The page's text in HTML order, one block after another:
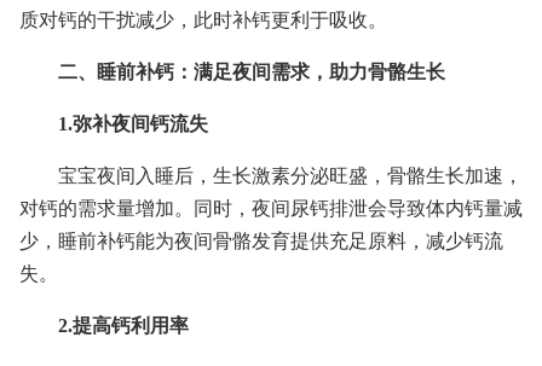
质对钙的干扰减少，此时补钙更利于吸收。
二、睡前补钙：满足夜间需求，助力骨骼生长
1.弥补夜间钙流失
宝宝夜间入睡后，生长激素分泌旺盛，骨骼生长加速，
对钙的需求量增加。同时，夜间尿钙排泄会导致体内钙量减
少，睡前补钙能为夜间骨骼发育提供充足原料，减少钙流
失。
2.提高钙利用率